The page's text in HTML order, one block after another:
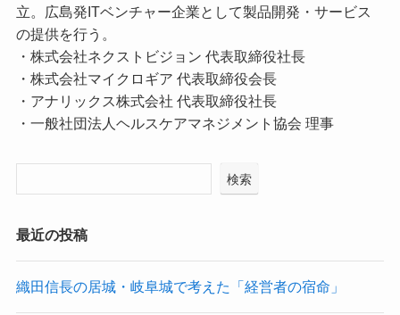
立。広島発ITベンチャー企業として製品開発・サービス
の提供を行う。
・株式会社ネクストビジョン 代表取締役社長
・株式会社マイクロギア 代表取締役会長
・アナリックス株式会社 代表取締役社長
・一般社団法人ヘルスケアマネジメント協会 理事
検索
最近の投稿
織田信長の居城・岐阜城で考えた「経営者の宿命」